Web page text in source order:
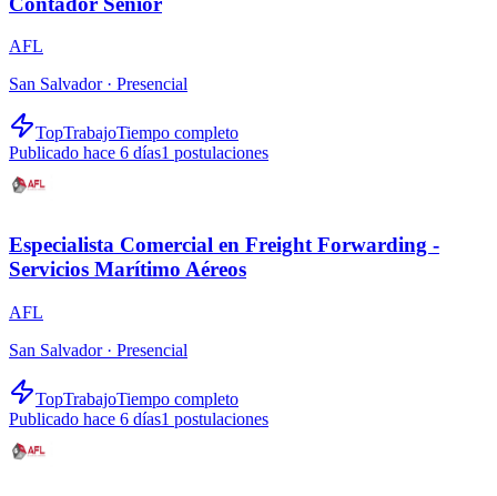
AFL
San Salvador · Presencial
TopTrabajoTiempo completo
Publicado hace 6 días1 postulaciones
Especialista Comercial en Freight Forwarding -
Servicios Marítimo Aéreos
AFL
San Salvador · Presencial
TopTrabajoTiempo completo
Publicado hace 6 días1 postulaciones